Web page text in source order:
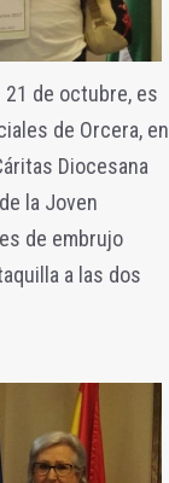
21 de octubre, es
de Orcera, en
Diocesana
la Joven
de embrujo
a las dos